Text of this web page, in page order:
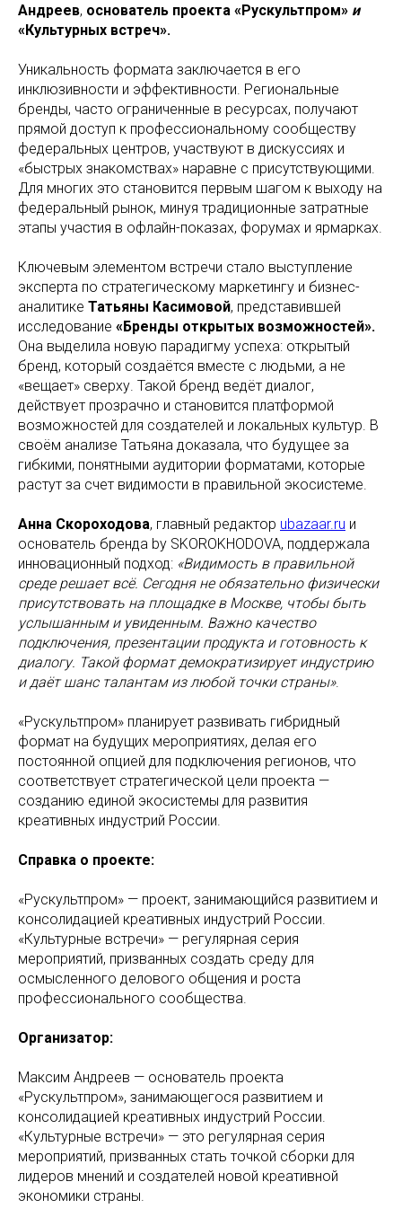
Андреев, основатель проекта «Рускультпром» и
«Культурных встреч».
Уникальность формата заключается в его
инклюзивности и эффективности. Региональные
бренды, часто ограниченные в ресурсах, получают
прямой доступ к профессиональному сообществу
федеральных центров, участвуют в дискуссиях и
«быстрых знакомствах» наравне с присутствующими.
Для многих это становится первым шагом к выходу на
федеральный рынок, минуя традиционные затратные
этапы участия в офлайн-показах, форумах и ярмарках.
Ключевым элементом встречи стало выступление
эксперта по стратегическому маркетингу и бизнес-
аналитике Татьяны Касимовой, представившей
исследование «Бренды открытых возможностей».
Она выделила новую парадигму успеха: открытый
бренд, который создаётся вместе с людьми, а не
«вещает» сверху. Такой бренд ведёт диалог,
действует прозрачно и становится платформой
возможностей для создателей и локальных культур. В
своём анализе Татьяна доказала, что будущее за
гибкими, понятными аудитории форматами, которые
растут за счет видимости в правильной экосистеме.
Анна Скороходова, главный редактор ubazaar.ru и
основатель бренда by SKOROKHODOVA, поддержала
инновационный подход: «Видимость в правильной
среде решает всё. Сегодня не обязательно физически
присутствовать на площадке в Москве, чтобы быть
услышанным и увиденным. Важно качество
подключения, презентации продукта и готовность к
диалогу. Такой формат демократизирует индустрию
и даёт шанс талантам из любой точки страны».
«Рускультпром» планирует развивать гибридный
формат на будущих мероприятиях, делая его
постоянной опцией для подключения регионов, что
соответствует стратегической цели проекта —
созданию единой экосистемы для развития
креативных индустрий России.
Справка о проекте:
«Рускультпром» — проект, занимающийся развитием и
консолидацией креативных индустрий России.
«Культурные встречи» — регулярная серия
мероприятий, призванных создать среду для
осмысленного делового общения и роста
профессионального сообщества.
Организатор:
Максим Андреев — основатель проекта
«Рускультпром», занимающегося развитием и
консолидацией креативных индустрий России.
«Культурные встречи» — это регулярная серия
мероприятий, призванных стать точкой сборки для
лидеров мнений и создателей новой креативной
экономики страны.